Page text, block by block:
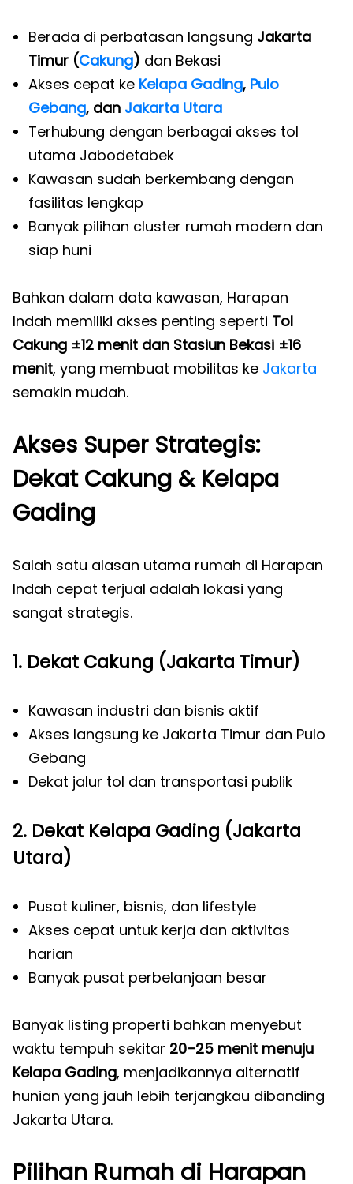
Berada di perbatasan langsung Jakarta
Timur (Cakung) dan Bekasi
Akses cepat ke Kelapa Gading, Pulo
Gebang, dan Jakarta Utara
Terhubung dengan berbagai akses tol
utama Jabodetabek
Kawasan sudah berkembang dengan
fasilitas lengkap
Banyak pilihan cluster rumah modern dan
siap huni
Bahkan dalam data kawasan, Harapan
Indah memiliki akses penting seperti Tol
Cakung ±12 menit dan Stasiun Bekasi ±16
menit, yang membuat mobilitas ke Jakarta
semakin mudah.
Akses Super Strategis:
Dekat Cakung & Kelapa
Gading
Salah satu alasan utama rumah di Harapan
Indah cepat terjual adalah lokasi yang
sangat strategis.
1. Dekat Cakung (Jakarta Timur)
Kawasan industri dan bisnis aktif
Akses langsung ke Jakarta Timur dan Pulo
Gebang
Dekat jalur tol dan transportasi publik
2. Dekat Kelapa Gading (Jakarta
Utara)
Pusat kuliner, bisnis, dan lifestyle
Akses cepat untuk kerja dan aktivitas
harian
Banyak pusat perbelanjaan besar
Banyak listing properti bahkan menyebut
waktu tempuh sekitar 20–25 menit menuju
Kelapa Gading, menjadikannya alternatif
hunian yang jauh lebih terjangkau dibanding
Jakarta Utara.
Pilihan Rumah di Harapan